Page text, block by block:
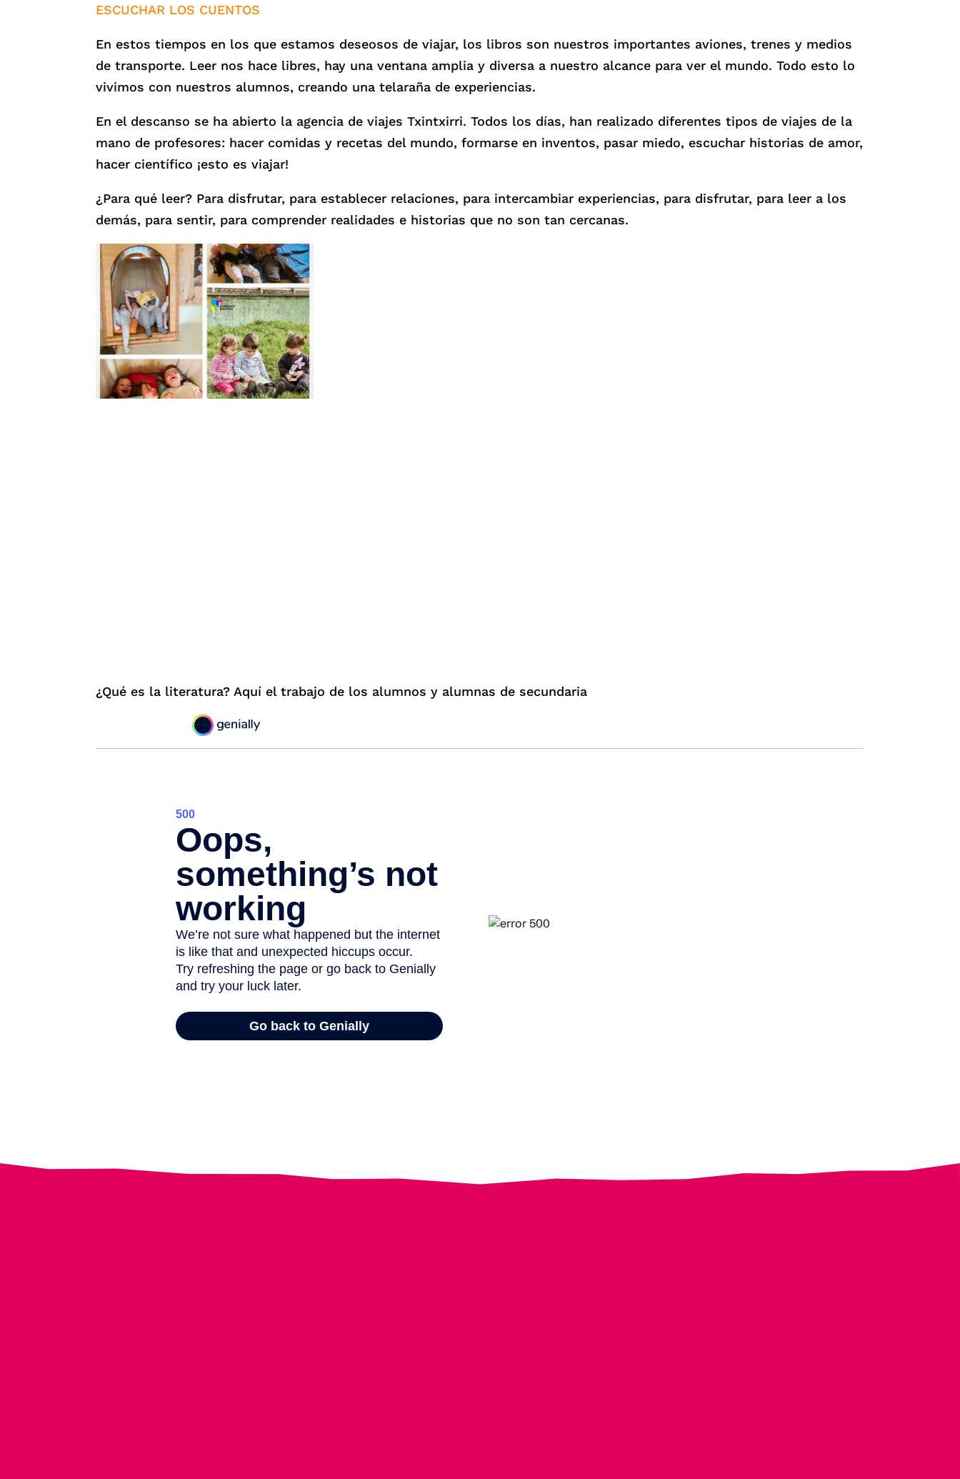
ESCUCHAR LOS CUENTOS
En estos tiempos en los que estamos deseosos de viajar, los libros son nuestros importantes aviones, trenes y medios
de transporte. Leer nos hace libres, hay una ventana amplia y diversa a nuestro alcance para ver el mundo. Todo esto lo
vivimos con nuestros alumnos, creando una telaraña de experiencias.
En el descanso se ha abierto la agencia de viajes Txintxirri. Todos los días, han realizado diferentes tipos de viajes de la
mano de profesores: hacer comidas y recetas del mundo, formarse en inventos, pasar miedo, escuchar historias de amor,
hacer científico ¡esto es viajar!
¿Para qué leer? Para disfrutar, para establecer relaciones, para intercambiar experiencias, para disfrutar, para leer a los
demás, para sentir, para comprender realidades e historias que no son tan cercanas.
¿Qué es la literatura? Aquí el trabajo de los alumnos y alumnas de secundaria